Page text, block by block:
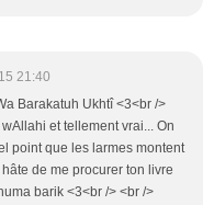
21:40
Barakatuh Ukhtî <3<br />
et tellement vrai... On
point que les larmes montent
de me procurer ton livre
barik <3<br /> <br />